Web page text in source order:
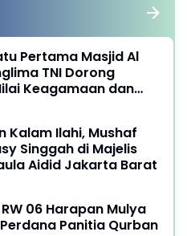
Pertama Masjid Al
TNI Dorong
Keagamaan dan
Kalam Ilahi, Mushaf
Singgah di Majelis
Aidid Jakarta Barat
06 Harapan Mulya
Panitia Qurban